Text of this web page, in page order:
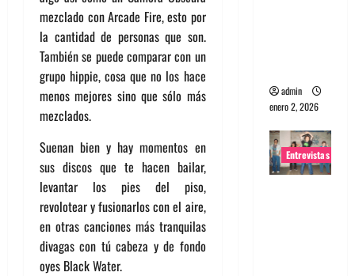
mezclado con Arcade Fire, esto por
la cantidad de personas que son.
También se puede comparar con un
grupo hippie, cosa que no los hace
menos mejores sino que sólo más
mezclados.
Suenan bien y hay momentos en
sus discos que te hacen bailar,
levantar los pies del piso,
revolotear y fusionarlos con el aire,
en otras canciones más tranquilas
divagas con tú cabeza y de fondo
oyes Black Water.
admin
enero 2, 2026
Entrevistas